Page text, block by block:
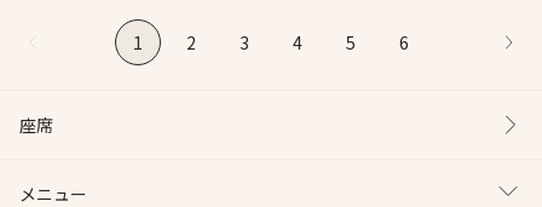
1 2 3 4 5 6
座席
メニュー